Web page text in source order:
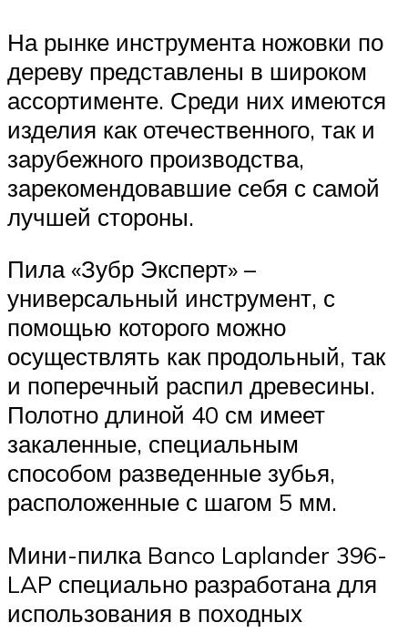
На рынке инструмента ножовки по
дереву представлены в широком
ассортименте. Среди них имеются
изделия как отечественного, так и
зарубежного производства,
зарекомендовавшие себя с самой
лучшей стороны.
Пила «Зубр Эксперт» –
универсальный инструмент, с
помощью которого можно
осуществлять как продольный, так
и поперечный распил древесины.
Полотно длиной 40 см имеет
закаленные, специальным
способом разведенные зубья,
расположенные с шагом 5 мм.
Мини-пилка Banco Laplander 396-
LAP специально разработана для
использования в походных